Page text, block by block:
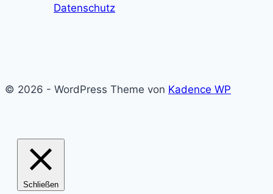
Datenschutz
© 2026 - WordPress Theme von Kadence WP
Schließen